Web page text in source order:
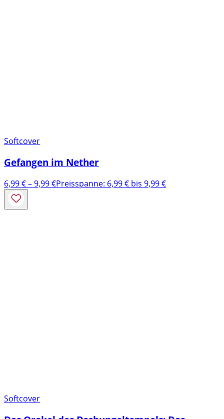
Softcover
Gefangen im Nether
6,99€–9,99€Preisspanne: 6,99 € bis 9,99 €
Softcover